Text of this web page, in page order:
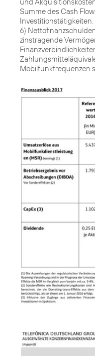
Summe des Cash
Investitionstätigkeiten.
6)
zinstragende
Mobilfunkfrequenzen